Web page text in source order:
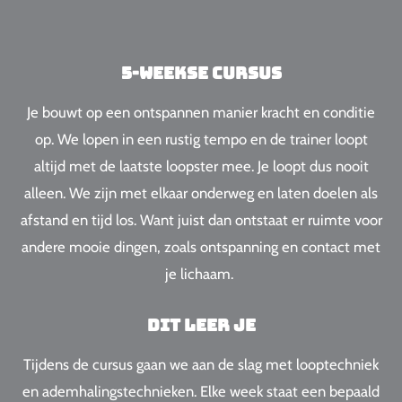
5-weekse cursus
Je bouwt op een ontspannen manier kracht en conditie
op. We lopen in een rustig tempo en de trainer loopt
altijd met de laatste loopster mee. Je loopt dus nooit
alleen. We zijn met elkaar onderweg en laten doelen als
afstand en tijd los. Want juist dan ontstaat er ruimte voor
andere mooie dingen, zoals ontspanning en contact met
je lichaam.
Dit leer je
Tijdens de cursus gaan we aan de slag met looptechniek
en ademhalingstechnieken. Elke week staat een bepaald